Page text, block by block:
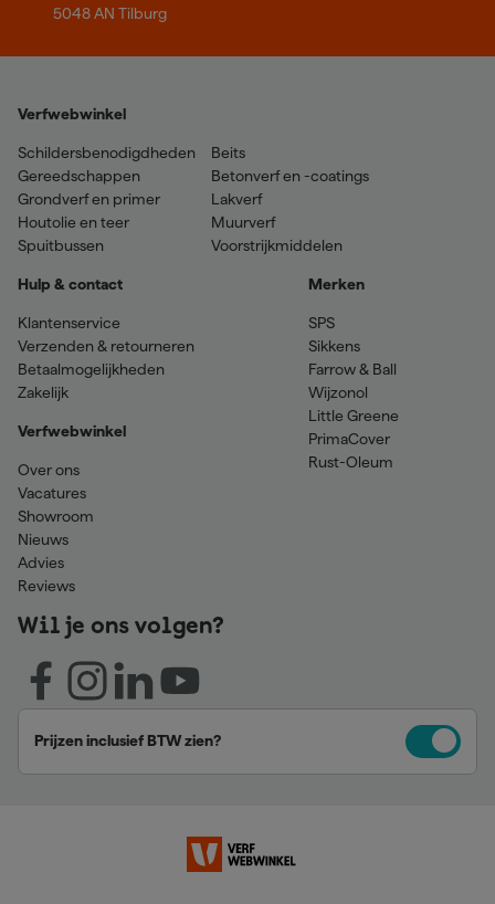
5048 AN Tilburg
Verfwebwinkel
Schildersbenodigdheden
Gereedschappen
Grondverf en primer
Houtolie en teer
Spuitbussen
Beits
Betonverf en -coatings
Lakverf
Muurverf
Voorstrijkmiddelen
Hulp & contact
Klantenservice
Verzenden & retourneren
Betaalmogelijkheden
Zakelijk
Verfwebwinkel
Over ons
Vacatures
Showroom
Nieuws
Advies
Reviews
Merken
SPS
Sikkens
Farrow & Ball
Wijzonol
Little Greene
PrimaCover
Rust-Oleum
Wil je ons volgen?
Prijzen inclusief BTW zien?